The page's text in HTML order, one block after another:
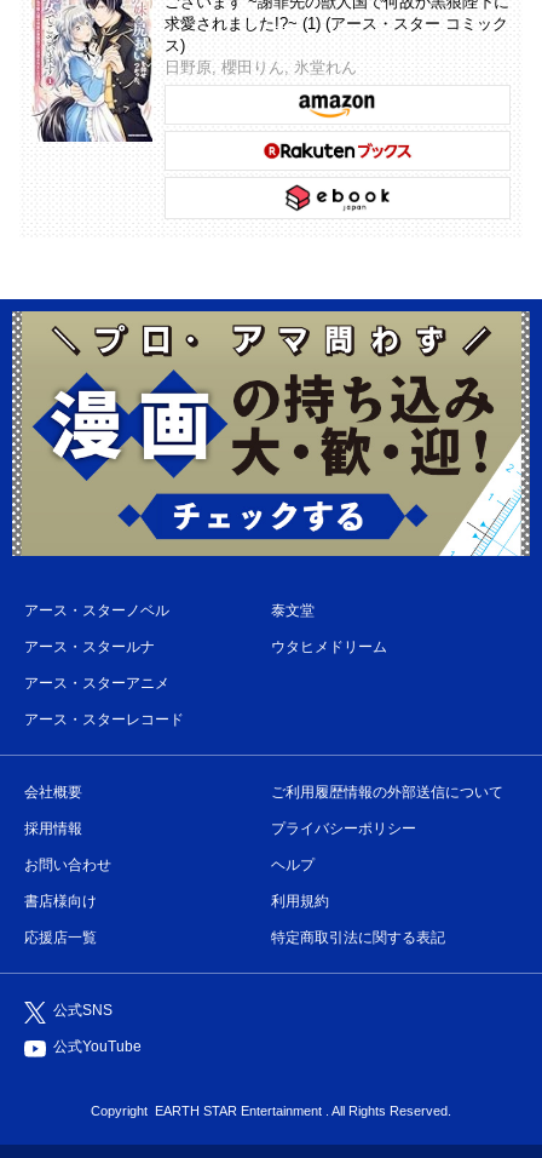
求愛されました!?~ (1) (アース・スター コミック
ス)
日野原, 櫻田りん, 氷堂れん
アース・スターノベル
アース・スタールナ
アース・スターアニメ
アース・スターレコード
泰文堂
ウタヒメドリーム
会社概要
採用情報
お問い合わせ
書店様向け
応援店一覧
ご利用履歴情報の外部送信について
プライバシーポリシー
ヘルプ
利用規約
特定商取引法に関する表記
公式SNS
公式YouTube
Copyright EARTH STAR Entertainment . All Rights Reserved.